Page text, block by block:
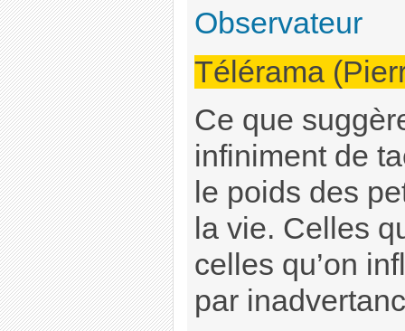
Observateur
Télérama
Ce que
infiniment de
le poids des
la vie. Celles
celles qu’on
par